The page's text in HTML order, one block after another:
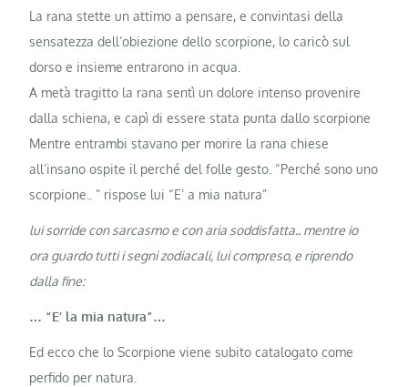
La rana stette un attimo a pensare, e convintasi della
sensatezza dell’obiezione dello scorpione, lo caricò sul
dorso e insieme entrarono in acqua.
A metà tragitto la rana sentì un dolore intenso provenire
dalla schiena, e capì di essere stata punta dallo scorpione
Mentre entrambi stavano per morire la rana chiese
all’insano ospite il perché del folle gesto. “Perché sono uno
scorpione.. ” rispose lui “E’ a mia natura”
lui sorride con sarcasmo e con aria soddisfatta.. mentre io
ora guardo tutti i segni zodiacali, lui compreso, e riprendo
dalla fine:
… “E’ la mia natura”…
Ed ecco che lo Scorpione viene subito catalogato come
perfido per natura.